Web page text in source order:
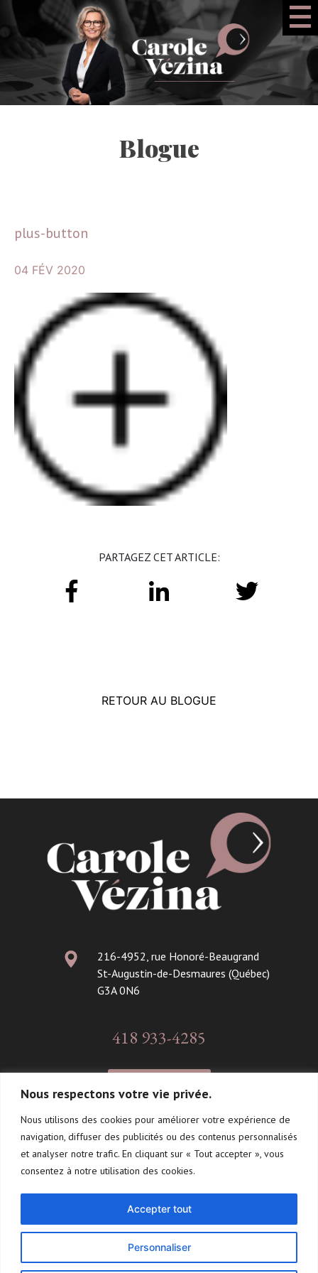
Nous respectons votre vie privée.
Nous utilisons des cookies pour améliorer votre expérience de
navigation, diffuser des publicités ou des contenus personnalisés
et analyser notre trafic. En cliquant sur « Tout accepter », vous
consentez à notre utilisation des cookies.
Personnaliser
Accepter tout
Blogue
plus-button
04 FÉV 2020
PARTAGEZ CET ARTICLE:
RETOUR AU BLOGUE
216-4952, rue Honoré-Beaugrand
St-Augustin-de-Desmaures (Québec)
G3A 0N6
418 933-4285
CONTACT
Suivez-moi!
2026 ©Tous droits réservés - Carole Vézina -